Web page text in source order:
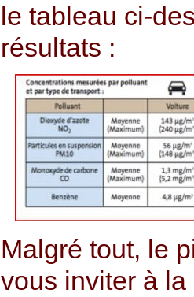
le tableau ci-
résultats :
Malgré tout, le
vous inviter à